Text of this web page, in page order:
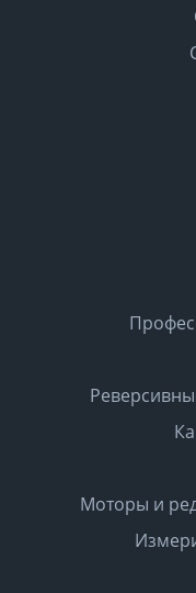
Моторы и